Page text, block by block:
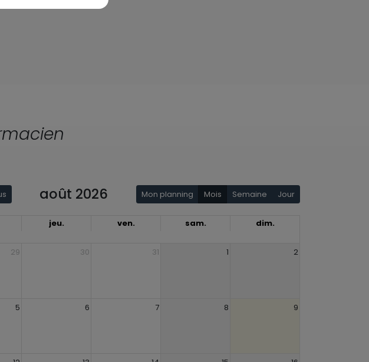
août 2026 Mon planning Mois Semaine Jour
jeu. ven. sam. dim.
29 30 31 1 2
5 6 7 8 9